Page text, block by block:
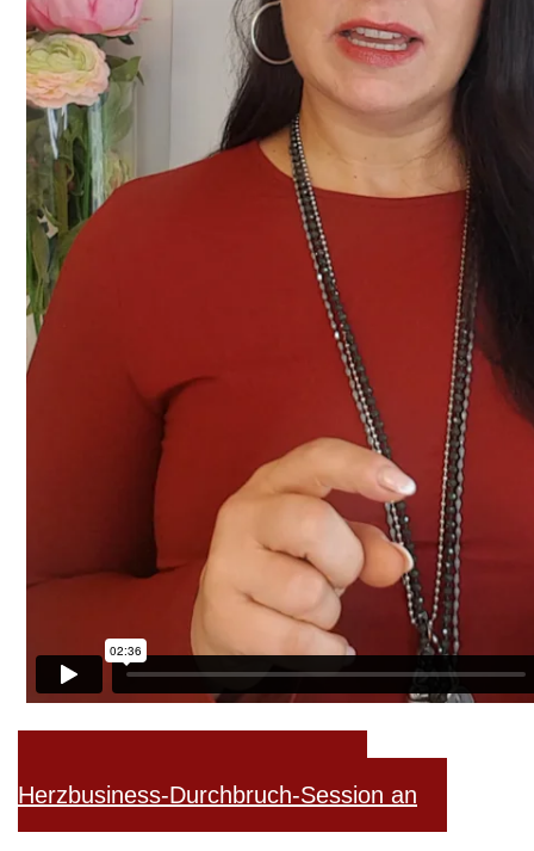
Herzbusiness-Durchbruch-Session an